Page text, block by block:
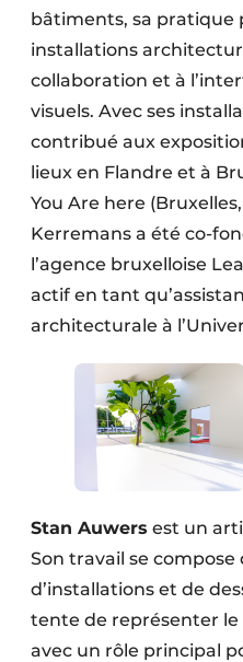
bâtiments, sa pratique
installations
collaboration et à
visuels. Avec ses
contribué aux
lieux en Flandre et à
You Are here (Bruxelles,
Kerremans a été co-
l’agence bruxelloise
actif en tant
architecturale à
Stan Auwers est un
Son travail se compose
d’installations et de
tente de représenter
avec un rôle principal